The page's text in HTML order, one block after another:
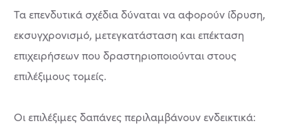
Τα επενδυτικά σχέδια δύναται να αφορούν ίδρυση,
εκσυγχρονισμό, μετεγκατάσταση και επέκταση
επιχειρήσεων που δραστηριοποιούνται στους
επιλέξιμους τομείς.
Οι επιλέξιμες δαπάνες περιλαμβάνουν ενδεικτικά: